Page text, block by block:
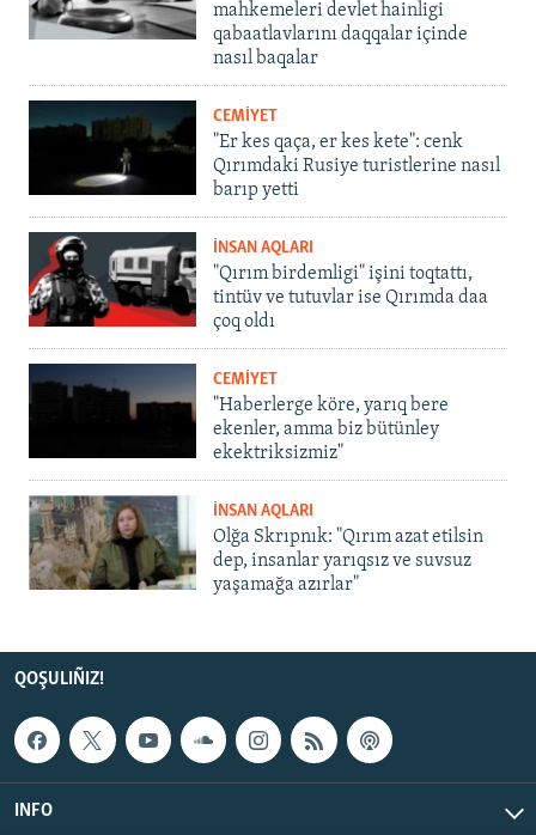
mahkemeleri devlet hainligi
qabaatlavlarını daqqalar içinde
nasıl baqalar
CEMİYET
"Er kes qaça, er kes kete": cenk
Qırımdaki Rusiye turistlerine nasıl
barıp yetti
İNSAN AQLARI
"Qırım birdemligi" işini toqtattı,
tintüv ve tutuvlar ise Qırımda daa
çoq oldı
CEMİYET
"Haberlerge köre, yarıq bere
ekenler, amma biz bütünley
ekektriksizmiz"
İNSAN AQLARI
Olğa Skrıpnık: "Qırım azat etilsin
dep, insanlar yarıqsız ve suvsuz
yaşamağa azırlar"
QOŞULIÑIZ!
INFO